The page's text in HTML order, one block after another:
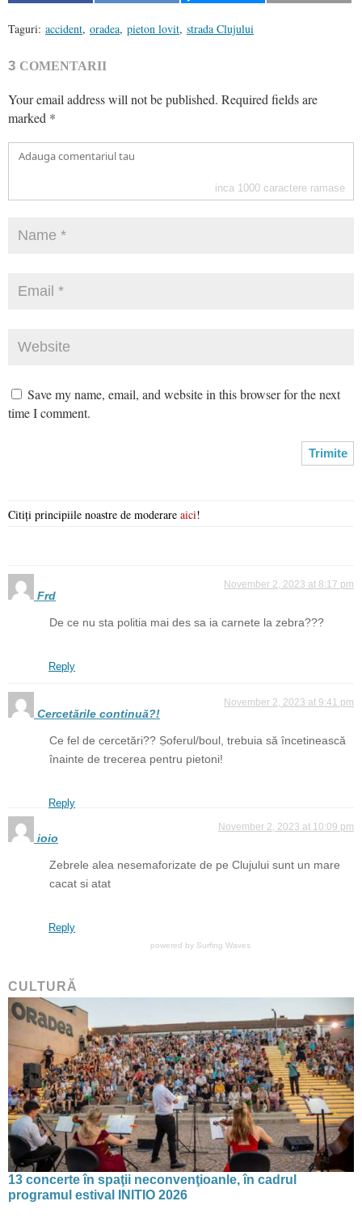
Taguri: accident, oradea, pieton lovit, strada Clujului
3 COMENTARII
Your email address will not be published. Required fields are
marked *
inca 1000 caractere ramase
Save my name, email, and website in this browser for the next
time I comment.
Citiți principiile noastre de moderare aici!
Frd
November 2, 2023 at 8:17 pm
De ce nu sta politia mai des sa ia carnete la zebra???
Reply
Cercetările continuă?!
November 2, 2023 at 9:41 pm
Ce fel de cercetări?? Ṣoferul/boul, trebuia să încetinească
înainte de trecerea pentru pietoni!
Reply
ioio
November 2, 2023 at 10:09 pm
Zebrele alea nesemaforizate de pe Clujului sunt un mare
cacat si atat
Reply
powered by Surfing Waves
CULTURĂ
13 concerte în spaţii neconvenţioanle, în cadrul
programul estival INITIO 2026